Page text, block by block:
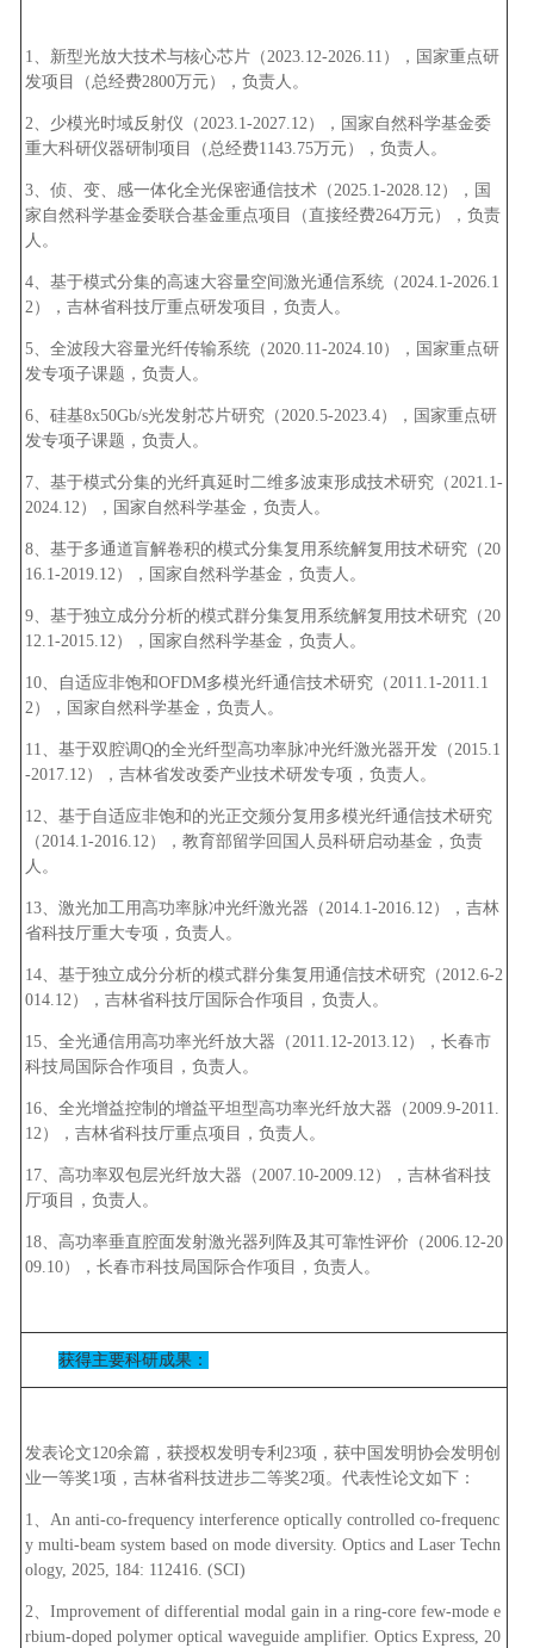
1、新型光放大技术与核心芯片（2023.12-2026.11），国家重点研
发项目（总经费2800万元），负责人。
2、少模光时域反射仪（2023.1-2027.12），国家自然科学基金委
重大科研仪器研制项目（总经费1143.75万元），负责人。
3、侦、变、感一体化全光保密通信技术（2025.1-2028.12），国
家自然科学基金委联合基金重点项目（直接经费264万元），负责
人。
4、基于模式分集的高速大容量空间激光通信系统（2024.1-2026.1
2），吉林省科技厅重点研发项目，负责人。
5、全波段大容量光纤传输系统（2020.11-2024.10），国家重点研
发专项子课题，负责人。
6、硅基8x50Gb/s光发射芯片研究（2020.5-2023.4），国家重点研
发专项子课题，负责人。
7、基于模式分集的光纤真延时二维多波束形成技术研究（2021.1-
2024.12），国家自然科学基金，负责人。
8、基于多通道盲解卷积的模式分集复用系统解复用技术研究（20
16.1-2019.12），国家自然科学基金，负责人。
9、基于独立成分分析的模式群分集复用系统解复用技术研究（20
12.1-2015.12），国家自然科学基金，负责人。
10、自适应非饱和OFDM多模光纤通信技术研究（2011.1-2011.1
2），国家自然科学基金，负责人。
11、基于双腔调Q的全光纤型高功率脉冲光纤激光器开发（2015.1
-2017.12），吉林省发改委产业技术研发专项，负责人。
12、基于自适应非饱和的光正交频分复用多模光纤通信技术研究
（2014.1-2016.12），教育部留学回国人员科研启动基金，负责
人。
13、激光加工用高功率脉冲光纤激光器（2014.1-2016.12），吉林
省科技厅重大专项，负责人。
14、基于独立成分分析的模式群分集复用通信技术研究（2012.6-2
014.12），吉林省科技厅国际合作项目，负责人。
15、全光通信用高功率光纤放大器（2011.12-2013.12），长春市
科技局国际合作项目，负责人。
16、全光增益控制的增益平坦型高功率光纤放大器（2009.9-2011.
12），吉林省科技厅重点项目，负责人。
17、高功率双包层光纤放大器（2007.10-2009.12），吉林省科技
厅项目，负责人。
18、高功率垂直腔面发射激光器列阵及其可靠性评价（2006.12-20
09.10），长春市科技局国际合作项目，负责人。
获得主要科研成果：
发表论文120余篇，获授权发明专利23项，获中国发明协会发明创
业一等奖1项，吉林省科技进步二等奖2项。代表性论文如下：
1、An anti-co-frequency interference optically controlled co-frequenc
y multi-beam system based on mode diversity. Optics and Laser Techn
ology, 2025, 184: 112416. (SCI)
2、Improvement of differential modal gain in a ring-core few-mode e
rbium-doped polymer optical waveguide amplifier. Optics Express, 20